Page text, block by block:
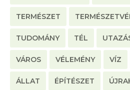
TERMÉSZET
TUDOMÁNY TÉL
VÁROS VÉLEMÉNY VÍZ
ÁLLAT ÉPÍTÉSZET